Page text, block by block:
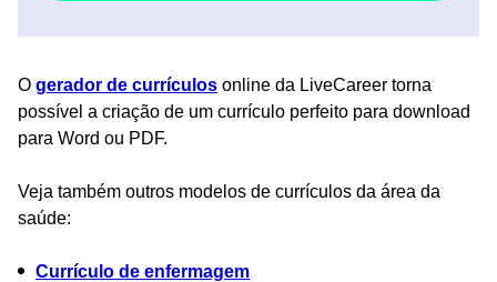
O gerador de currículos online da LiveCareer torna
possível a criação de um currículo perfeito para download
para Word ou PDF.
Veja também outros modelos de currículos da área da
saúde:
Currículo de enfermagem